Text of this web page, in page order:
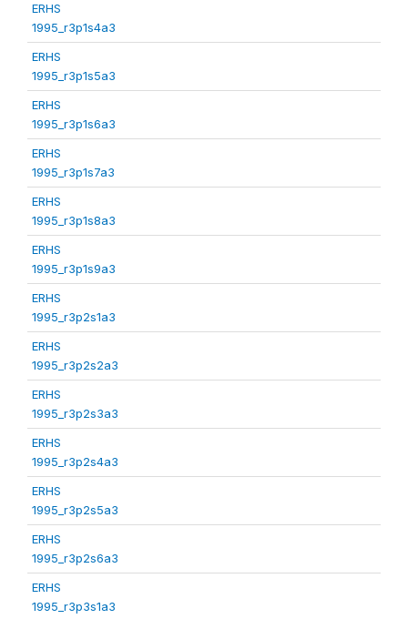
ERHS
1995_r3p1s4a3
ERHS
1995_r3p1s5a3
ERHS
1995_r3p1s6a3
ERHS
1995_r3p1s7a3
ERHS
1995_r3p1s8a3
ERHS
1995_r3p1s9a3
ERHS
1995_r3p2s1a3
ERHS
1995_r3p2s2a3
ERHS
1995_r3p2s3a3
ERHS
1995_r3p2s4a3
ERHS
1995_r3p2s5a3
ERHS
1995_r3p2s6a3
ERHS
1995_r3p3s1a3